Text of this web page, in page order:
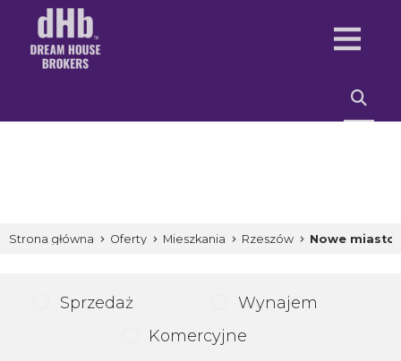
Strona główna Oferty Mieszkania Rzeszów Nowe miasto
Sprzedaż
Wynajem
Komercyjne